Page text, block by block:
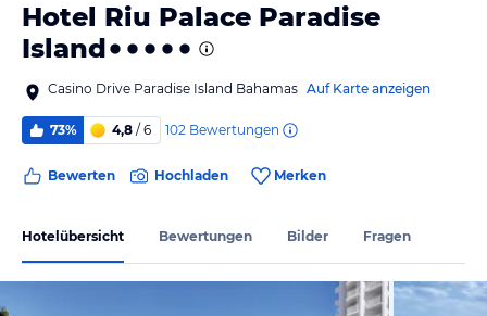
Hotel Riu Palace Paradise
Island
Casino Drive Paradise Island Bahamas Auf Karte anzeigen
73% 4,8 / 6 102 Bewertungen
Bewerten Hochladen Merken
Hotelübersicht Bewertungen Bilder Fragen